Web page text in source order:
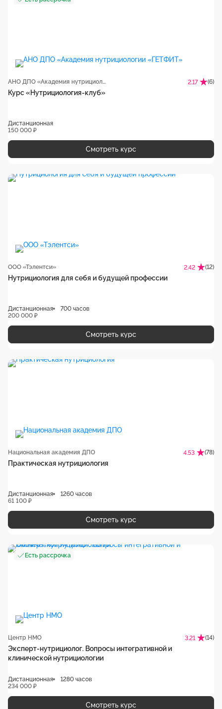
АНО ДПО «Академия нутрициологии «ГЕТФИТ» 2.17 (6)
Курс «Нутрициология-клуб»
Дистанционная
150 000 ₽
Смотреть курс
ООО «Тэлентси» 2.42 (12)
Нутрициология для себя и будущей профессии
Дистанционная
700 часов
200 000 ₽
Смотреть курс
Национальная академия ДПО 4.53 (78)
Практическая нутрициология
Дистанционная
1260 часов
61 100 ₽
Смотреть курс
Есть рассрочка
Центр НМО 3.21 (14)
Эксперт-нутрициолог. Вопросы интегративной и
клинической нутрициологии
Дистанционная
1280 часов
234 000 ₽
Смотреть курс